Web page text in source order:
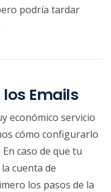
podría tardar
Emails
económico servicio
cómo configurarlo
caso de que tu
cuenta de
los pasos de la